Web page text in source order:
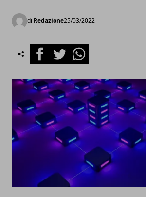
di Redazione25/03/2022
FacebookTwitterWhatsapp